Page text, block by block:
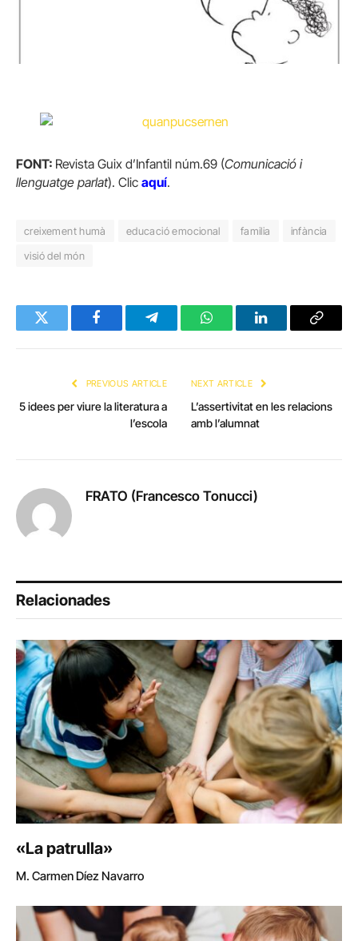
FONT: Revista Guix d’Infantil núm.69 (Comunicació i
llenguatge parlat). Clic aquí.
creixement humà educació emocional familia
infància
visió del món
Twitter FacebookTelegramWhatsAppLinkedInCopy
PREVIOUS ARTICLE
5 idees per viure la literatura a
l’escola
NEXT ARTICLE
L’assertivitat en les relacions
amb l’alumnat
FRATO (Francesco Tonucci)
Relacionades
«La patrulla»
M. Carmen Díez Navarro